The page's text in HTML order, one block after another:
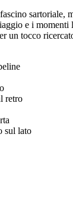
sartoriale,
e i momenti
un tocco
retro
sul lato